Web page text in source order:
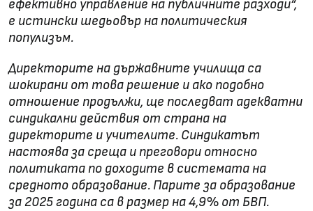
ефективно управление на публичните разходи“,
е истински шедьовър на политическия
популизъм.
Директорите на държавните училища са
шокирани от това решение и ако подобно
отношение продължи, ще последват адекватни
синдикални действия от страна на
директорите и учителите. Синдикатът
настоява за среща и преговори относно
политиката по доходите в системата на
средното образование. Парите за образование
за 2025 година са в размер на 4,9% от БВП.